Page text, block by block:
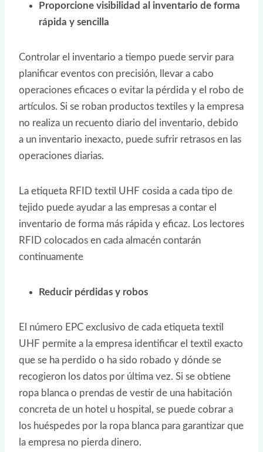
Proporcione visibilidad al inventario de forma
rápida y sencilla
Controlar el inventario a tiempo puede servir para
planificar eventos con precisión, llevar a cabo
operaciones eficaces o evitar la pérdida y el robo de
artículos. Si se roban productos textiles y la empresa
no realiza un recuento diario del inventario, debido
a un inventario inexacto, puede sufrir retrasos en las
operaciones diarias.
La etiqueta RFID textil UHF cosida a cada tipo de
tejido puede ayudar a las empresas a contar el
inventario de forma más rápida y eficaz. Los lectores
RFID colocados en cada almacén contarán
continuamente
Reducir pérdidas y robos
El número EPC exclusivo de cada etiqueta textil
UHF permite a la empresa identificar el textil exacto
que se ha perdido o ha sido robado y dónde se
recogieron los datos por última vez. Si se obtiene
ropa blanca o prendas de vestir de una habitación
concreta de un hotel u hospital, se puede cobrar a
los huéspedes por la ropa blanca para garantizar que
la empresa no pierda dinero.